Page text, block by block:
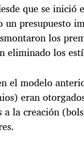
que se inició
un presupuesto
los
eliminado los
el modelo
eran
a la creación